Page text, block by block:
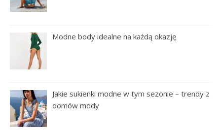
Modne body idealne na każdą okazję
Jakie sukienki modne w tym sezonie – trendy z
domów mody